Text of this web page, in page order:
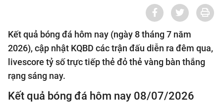
Kết quả bóng đá hôm nay (ngày 8 tháng 7 năm
2026), cập nhật KQBD các trận đấu diễn ra đêm qua,
livescore tỷ số trực tiếp thẻ đỏ thẻ vàng bàn thắng
rạng sáng nay.
Kết quả bóng đá hôm nay 08/07/2026